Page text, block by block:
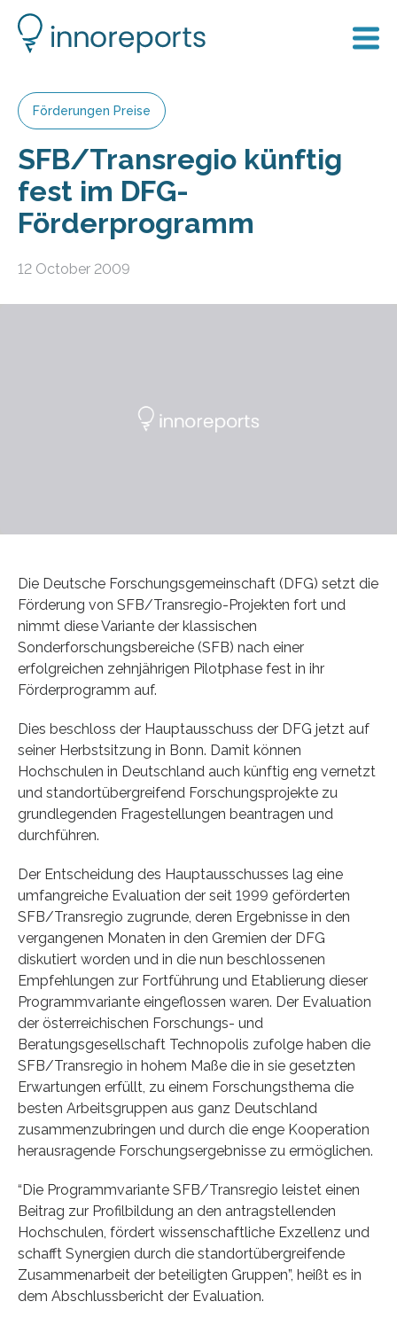
Förderungen Preise
SFB/Transregio künftig
fest im DFG-
Förderprogramm
12 October 2009
Die Deutsche Forschungsgemeinschaft (DFG) setzt die
Förderung von SFB/Transregio-Projekten fort und
nimmt diese Variante der klassischen
Sonderforschungsbereiche (SFB) nach einer
erfolgreichen zehnjährigen Pilotphase fest in ihr
Förderprogramm auf.
Dies beschloss der Hauptausschuss der DFG jetzt auf
seiner Herbstsitzung in Bonn. Damit können
Hochschulen in Deutschland auch künftig eng vernetzt
und standortübergreifend Forschungsprojekte zu
grundlegenden Fragestellungen beantragen und
durchführen.
Der Entscheidung des Hauptausschusses lag eine
umfangreiche Evaluation der seit 1999 geförderten
SFB/Transregio zugrunde, deren Ergebnisse in den
vergangenen Monaten in den Gremien der DFG
diskutiert worden und in die nun beschlossenen
Empfehlungen zur Fortführung und Etablierung dieser
Programmvariante eingeflossen waren. Der Evaluation
der österreichischen Forschungs- und
Beratungsgesellschaft Technopolis zufolge haben die
SFB/Transregio in hohem Maße die in sie gesetzten
Erwartungen erfüllt, zu einem Forschungsthema die
besten Arbeitsgruppen aus ganz Deutschland
zusammenzubringen und durch die enge Kooperation
herausragende Forschungsergebnisse zu ermöglichen.
“Die Programmvariante SFB/Transregio leistet einen
Beitrag zur Profilbildung an den antragstellenden
Hochschulen, fördert wissenschaftliche Exzellenz und
schafft Synergien durch die standortübergreifende
Zusammenarbeit der beteiligten Gruppen”, heißt es in
dem Abschlussbericht der Evaluation.